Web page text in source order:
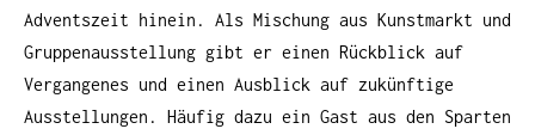
Adventszeit hinein. Als Mischung aus Kunstmarkt und
Gruppenausstellung gibt er einen Rückblick auf
Vergangenes und einen Ausblick auf zukünftige
Ausstellungen. Häufig dazu ein Gast aus den Sparten